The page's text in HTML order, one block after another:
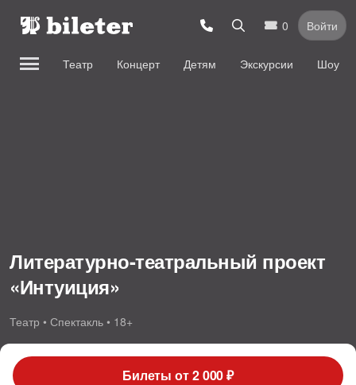
0 Войти
Театр Концерт Детям Экскурсии Шоу
Литературно-театральный проект
«Интуиция»
Театр • Спектакль • 18+
Билеты от 2 000 ₽